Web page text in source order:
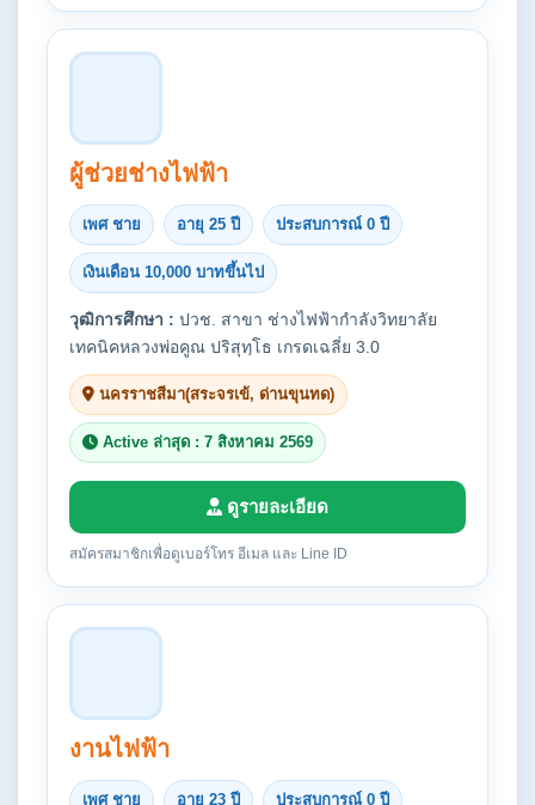
ผู้ช่วยช่างไฟฟ้า
เพศ ชาย อายุ 25 ปี ประสบการณ์ 0 ปี
เงินเดือน 10,000 บาทขึ้นไป
วุฒิการศึกษา : ปวช. สาขา ช่างไฟฟ้ากำลังวิทยาลัย
เทคนิคหลวงพ่อคูณ ปริสุทฺโธ เกรดเฉลี่ย 3.0
นครราชสีมา(สระจรเข้, ด่านขุนทด)
Active ล่าสุด : 7 สิงหาคม 2569
ดูรายละเอียด
สมัครสมาชิกเพื่อดูเบอร์โทร อีเมล และ Line ID
งานไฟฟ้า
เพศ ชาย อายุ 23 ปี ประสบการณ์ 0 ปี